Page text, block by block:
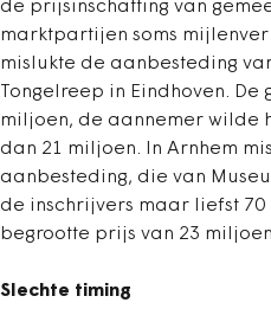
de prijsinschatting van
marktpartijen soms
mislukte de aanbesteding
Tongelreep in Eindhoven.
miljoen, de aannemer wilde
dan 21 miljoen. In Arnhem
aanbesteding, die van
de inschrijvers maar liefst
begrootte prijs van 23
Slechte timing